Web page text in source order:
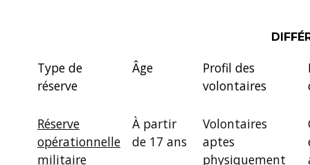
Type de
réserve
Âge
Profil des
volontaires
Réserve
opérationnelle
militaire
À partir
de 17 ans
Volontaires
aptes
physiquement